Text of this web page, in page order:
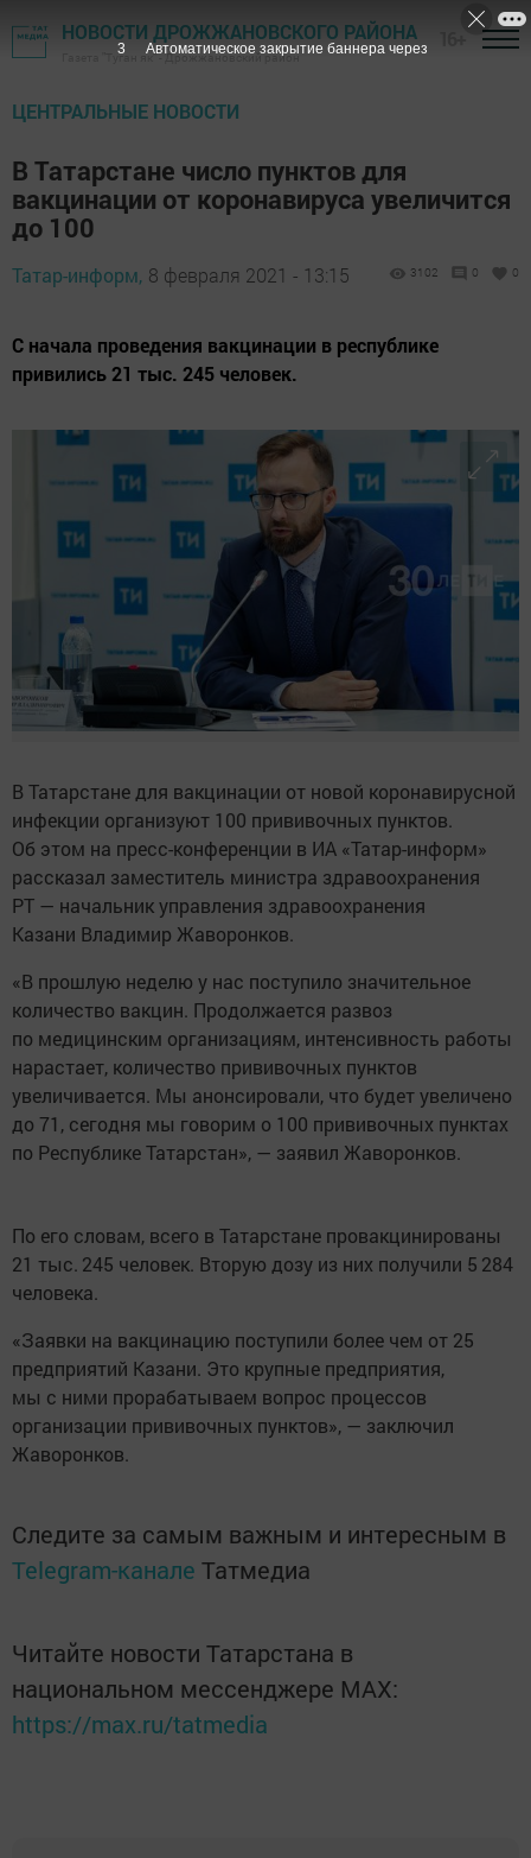
НОВОСТИ ДРОЖЖАНОВСКОГО РАЙОНА
Газета "Туган як" - Дрожжановский район
ЦЕНТРАЛЬНЫЕ НОВОСТИ
В Татарстане число пунктов для
вакцинации от коронавируса увеличится
до 100
Татар-информ, 8 февраля 2021 - 13:15 3102 0 0
С начала проведения вакцинации в республике
привились 21 тыс. 245 человек.
В Татарстане для вакцинации от новой коронавирусной
инфекции организуют 100 прививочных пунктов.
Об этом на пресс-конференции в ИА «Татар-информ»
рассказал заместитель министра здравоохранения
РТ — начальник управления здравоохранения
Казани Владимир Жаворонков.
«В прошлую неделю у нас поступило значительное
количество вакцин. Продолжается развоз
по медицинским организациям, интенсивность работы
нарастает, количество прививочных пунктов
увеличивается. Мы анонсировали, что будет увеличено
до 71, сегодня мы говорим о 100 прививочных пунктах
по Республике Татарстан», — заявил Жаворонков.
По его словам, всего в Татарстане провакцинированы
21 тыс. 245 человек. Вторую дозу из них получили 5 284
человека.
«Заявки на вакцинацию поступили более чем от 25
предприятий Казани. Это крупные предприятия,
мы с ними прорабатываем вопрос процессов
организации прививочных пунктов», — заключил
Жаворонков.
Следите за самым важным и интересным в
Telegram-канале Татмедиа
Читайте новости Татарстана в
национальном мессенджере MАХ:
https://max.ru/tatmedia
2 Автоматическое закрытие баннера через